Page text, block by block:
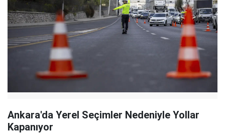
Ankara'da Yerel Seçimler Nedeniyle Yollar
Kapanıyor